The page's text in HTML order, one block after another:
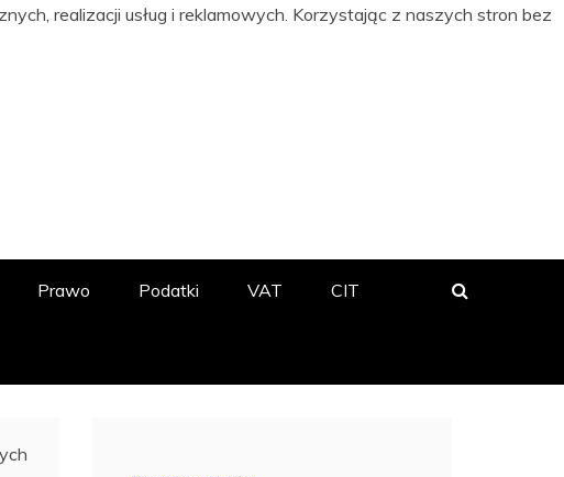
realizacji usług i reklamowych. Korzystając z naszych stron bez
Prawo Podatki VAT CIT